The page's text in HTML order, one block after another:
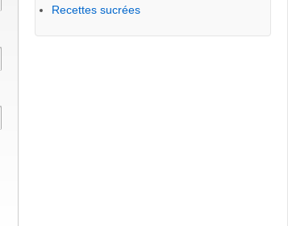
Recettes sucrées